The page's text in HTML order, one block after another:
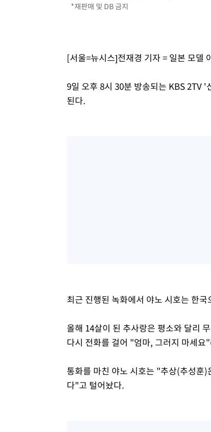
*재판매 및 DB 금지
[서울=뉴시스]전재경 기자 = 일본 모델
9일 오후 8시 30분 방송되는 KBS 2TV
된다.
최근 진행된 녹화에서 야노 시호는 한
올해 14살이 된 추사랑은 평소와 달리
다시 전화를 걸어 "엄마, 그러지 마세요
통화를 마친 야노 시호는 "추상(추성훈
다"고 털어놨다.